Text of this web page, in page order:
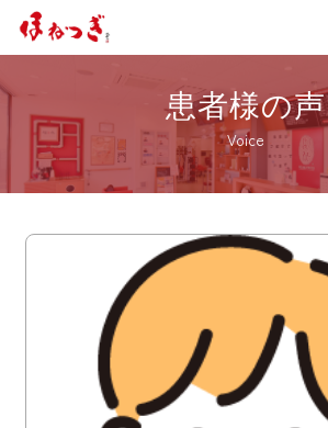
患者様の声
Voice